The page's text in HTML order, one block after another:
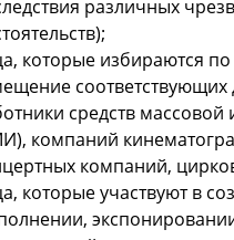
различных
которые избираются по
соответствующих
средств
компаний
компаний,
которые участвуют в